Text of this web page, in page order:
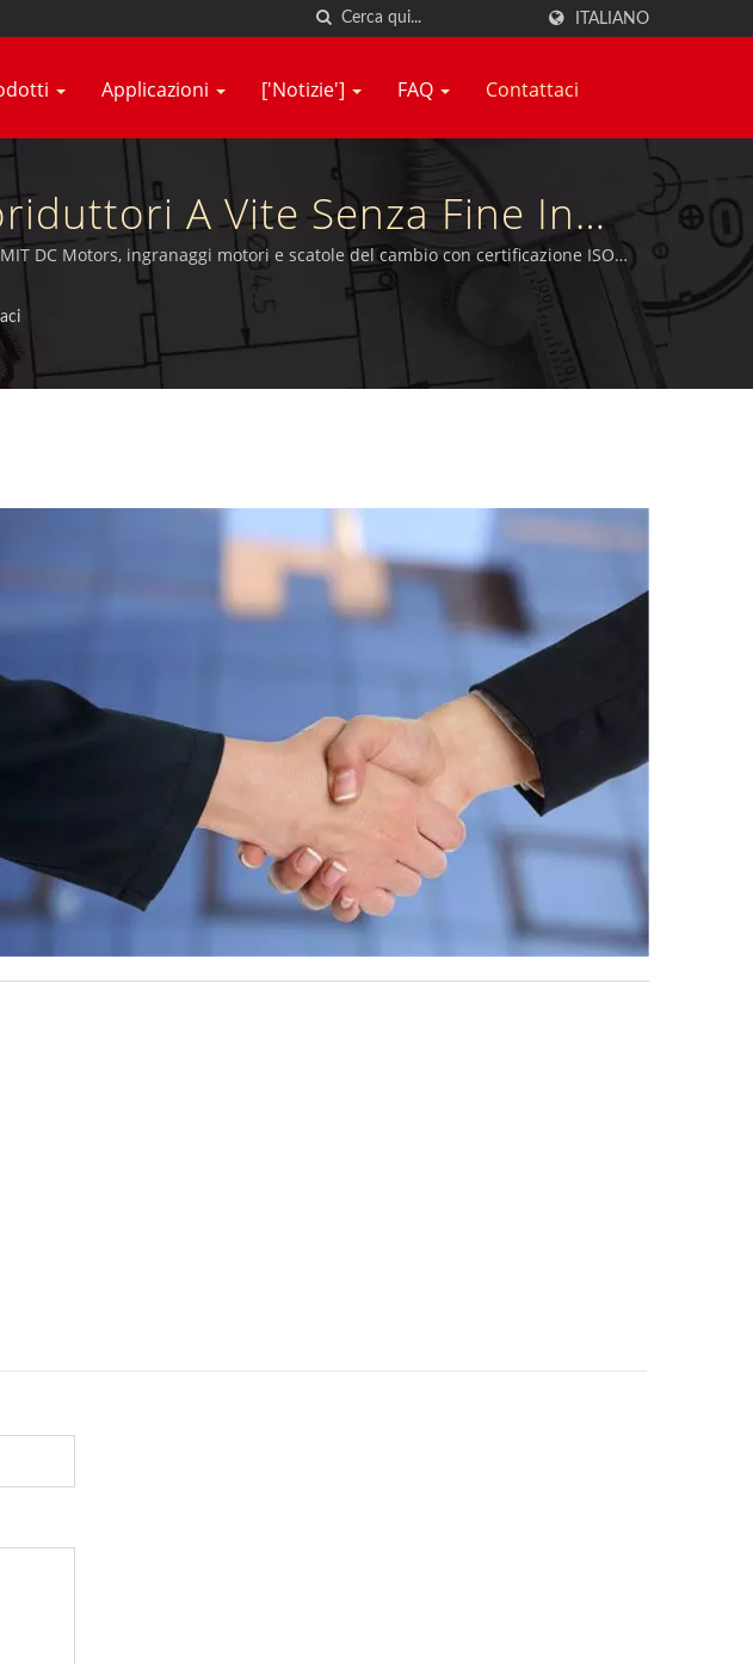
ITALIANO
Applicazioni ['Notizie'] FAQ Contattaci
A Vite Senza Fine In
Elettrici | Hsiang Neng
DC Motors, ingranaggi motori e scatole del cambio con certificazione ISO
CE e UL.